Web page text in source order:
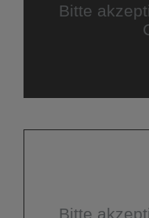
Bitte
Bitte